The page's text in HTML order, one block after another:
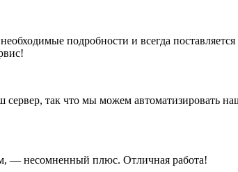
подробности и всегда
так что мы можем автоматизировать
— несомненный плюс. Отличная работа!